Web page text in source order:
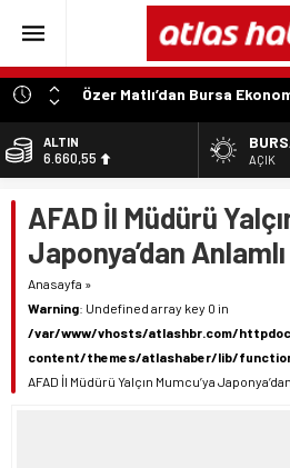
Özer Matlı’dan Bursa
“Aynı Düzenleme Neden
“Engelli Emekliliğinde
Belirsizlikler Son Bulmalı”
“Engelliler Bu Ülkede
İğneyle Kuyu Kazarak
“Bu Ses Siyasi
Konusudur”
ALTIN
6.660,55
13.779,39
DOLAR
47,7111
EURO
AÇIK
AFAD İl Müdürü
Japonya’dan
Anasayfa »
Warning: Undefined array key 0 in
/var/www/vhosts/atlashbr.com/
content/themes/atlashaber/lib/
AFAD İl Müdürü Yalçın Mumcu’ya